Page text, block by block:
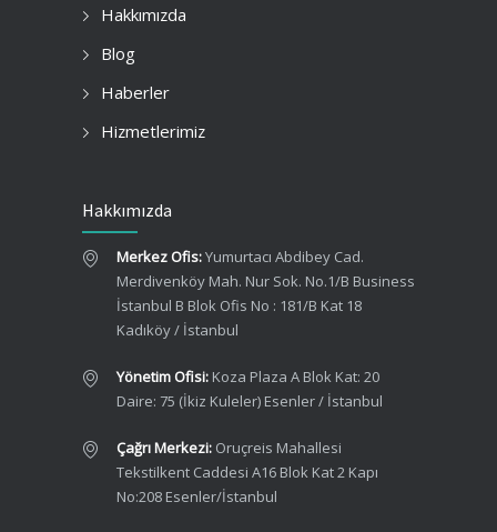
Hakkımızda
Blog
Haberler
Hizmetlerimiz
Hakkımızda
Merkez Ofis:Yumurtacı Abdibey Cad.
Merdivenköy Mah. Nur Sok. No.1/B Business
İstanbul B Blok Ofis No : 181/B Kat 18
Kadıköy / İstanbul
Yönetim Ofisi: Koza Plaza A Blok Kat: 20
Daire: 75 (İkiz Kuleler) Esenler / İstanbul
Çağrı Merkezi: Oruçreis Mahallesi
Tekstilkent Caddesi A16 Blok Kat 2 Kapı
No:208 Esenler/İstanbul